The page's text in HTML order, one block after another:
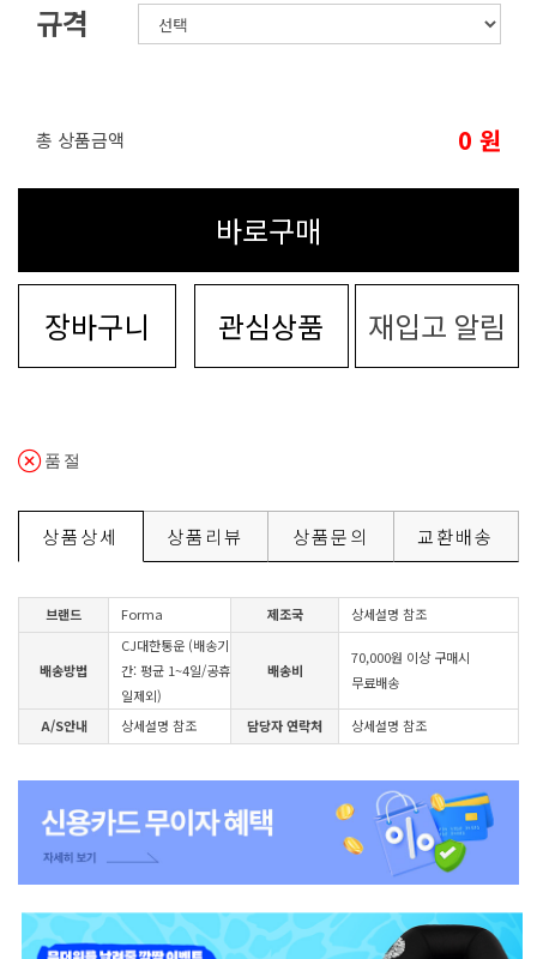
규격
총 상품금액 0 원
바로구매
장바구니 관심상품 재입고 알림
품절
상품상세 상품리뷰 상품문의 교환배송
브랜드 Forma 제조국 상세설명 참조
배송방법
CJ대한통운 (배송기
간: 평균 1~4일/공휴
일제외)
배송비
70,000원 이상 구매시
무료배송
A/S안내 상세설명 참조 담당자 연락처 상세설명 참조